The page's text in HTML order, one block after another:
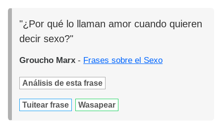
"¿Por qué lo llaman amor cuando quieren
decir sexo?"
Groucho Marx - Frases sobre el Sexo
Análisis de esta frase
Tuitear frase Wasapear